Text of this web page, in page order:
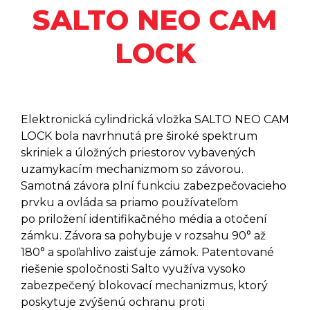
Šetriče Energie SALTO XS4
SENSE DOOR/WINDOW
SENSOR
Šetriče Energie SALTO ENERGY
KIOSK
Elektronické Kľúče - SALTO
NOSIČE
Mobilná Technológia SALTO
JUSTIN
Softvérový Program SALTO
SPACE
SALTO KS
SALTO HOMELOK
SALTO NEO CAM
LOCK
Elektronická cylindrická vložka SALTO NEO CAM
LOCK bola navrhnutá pre široké spektrum
skriniek a úložných priestorov vybavených
uzamykacím mechanizmom so závorou.
Samotná závora plní funkciu zabezpečovacieho
prvku a ovláda sa priamo používateľom
po priložení identifikačného média a otočení
zámku. Závora sa pohybuje v rozsahu 90° až
180° a spoľahlivo zaisťuje zámok. Patentované
riešenie spoločnosti Salto využíva vysoko
zabezpečený blokovací mechanizmus, ktorý
poskytuje zvýšenú ochranu proti